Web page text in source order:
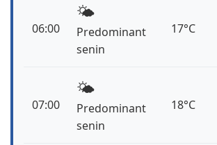
06:00
🌤️
Predominant
senin
17°C
07:00
🌤️
Predominant
senin
18°C